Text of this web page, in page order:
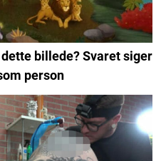
billede? Svaret siger
person